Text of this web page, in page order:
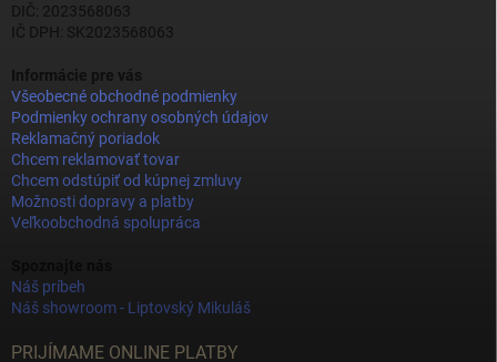
DIČ: 2023568063
IČ DPH: SK2023568063
Informácie pre vás
Všeobecné obchodné podmienky
Podmienky ochrany osobných údajov
Reklamačný poriadok
Chcem reklamovať tovar
Chcem odstúpiť od kúpnej zmluvy
Možnosti dopravy a platby
Veľkoobchodná spolupráca
Náš príbeh
Náš showroom - Liptovský Mikuláš
PRIJÍMAME ONLINE PLATBY